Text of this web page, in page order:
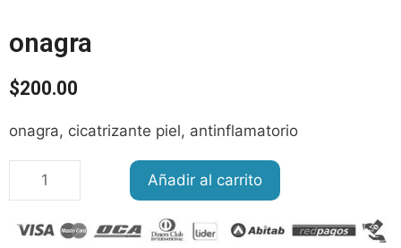
onagra
$200.00
onagra, cicatrizante piel, antinflamatorio
Añadir al carrito